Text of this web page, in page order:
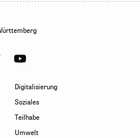
Digitalisierung
Soziales
Teilhabe
Umwelt